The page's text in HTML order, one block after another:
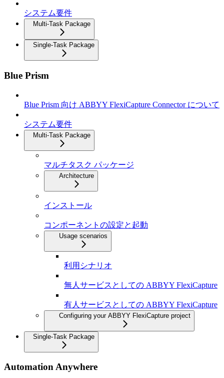
システム要件
Multi-Task Package
Single-Task Package
Blue Prism
Blue Prism 向け ABBYY FlexiCapture Connector について
システム要件
Multi-Task Package
マルチタスク パッケージ
Architecture
インストール
コンポーネントの設定と起動
Usage scenarios
利用シナリオ
無人サービスとしての ABBYY FlexiCapture
有人サービスとしての ABBYY FlexiCapture
Configuring your ABBYY FlexiCapture project
Single-Task Package
Automation Anywhere